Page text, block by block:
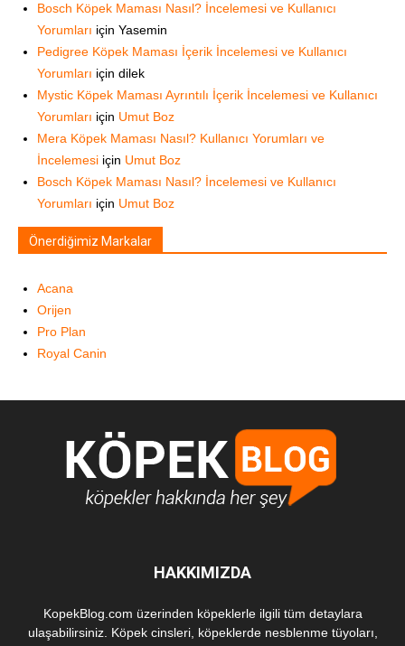
Bosch Köpek Maması Nasıl? İncelemesi ve Kullanıcı
Yorumları için Yasemin
Pedigree Köpek Maması İçerik İncelemesi ve Kullanıcı
Yorumları için dilek
Mystic Köpek Maması Ayrıntılı İçerik İncelemesi ve Kullanıcı
Yorumları için Umut Boz
Mera Köpek Maması Nasıl? Kullanıcı Yorumları ve
İncelemesi için Umut Boz
Bosch Köpek Maması Nasıl? İncelemesi ve Kullanıcı
Yorumları için Umut Boz
Önerdiğimiz Markalar
Acana
Orijen
Pro Plan
Royal Canin
HAKKIMIZDA
KopekBlog.com üzerinden köpeklerle ilgili tüm detaylara
ulaşabilirsiniz. Köpek cinsleri, köpeklerde nesblenme tüyoları,